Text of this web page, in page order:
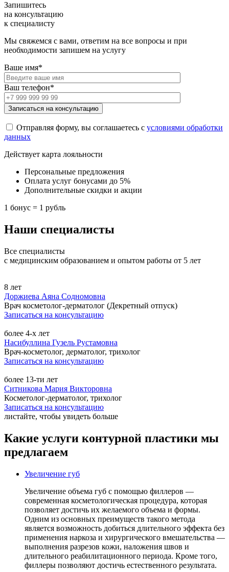
Запишитесь
на консультацию
к специалисту
Мы свяжемся с вами, ответим на все вопросы и при
необходимости запишем на услугу
Ваше имя*
Ваш телефон*
Отправляя форму, вы соглашаетесь с условиями обработки
данных
Действует карта лояльности
Персональные предложения
Оплата услуг бонусами до 5%
Дополнительные скидки и акции
1 бонус = 1 рубль
Наши специалисты
Все специалисты
с медицинским образованием и опытом работы от 5 лет
8 лет
Доржиева Аяна Содномовна
Врач косметолог-дерматолог (Декретный отпуск)
Записаться на консультацию
более 4-х лет
Насибуллина Гузель Рустамовна
Врач-косметолог, дерматолог, трихолог
Записаться на консультацию
более 13-ти лет
Ситникова Мария Викторовна
Косметолог-дерматолог, трихолог
Записаться на консультацию
листайте, чтобы увидеть больше
Какие услуги контурной пластики мы
предлагаем
Увеличение губ
Увеличение объема губ с помощью филлеров —
современная косметологическая процедура, которая
позволяет достичь их желаемого объема и формы.
Одним из основных преимуществ такого метода
является возможность добиться длительного эффекта без
применения наркоза и хирургического вмешательства —
выполнения разрезов кожи, наложения швов и
длительного реабилитационного периода. Кроме того,
филлеры позволяют достичь естественного результата.